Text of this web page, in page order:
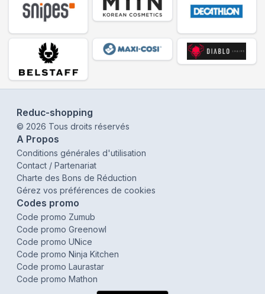
Reduc-shopping
© 2026 Tous droits réservés
A Propos
Conditions générales d'utilisation
Contact / Partenariat
Charte des Bons de Réduction
Gérez vos préférences de cookies
Codes promo
Code promo Zumub
Code promo Greenowl
Code promo UNice
Code promo Ninja Kitchen
Code promo Laurastar
Code promo Mathon